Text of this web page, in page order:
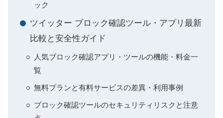
ック
ツイッター ブロック確認ツール・アプリ最新
比較と安全性ガイド
人気ブロック確認アプリ・ツールの機能・料金一
覧
無料プランと有料サービスの差異・利用事例
ブロック確認ツールのセキュリティリスクと注意